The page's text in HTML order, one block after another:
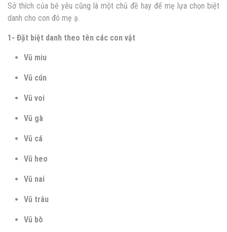
Sở thích của bé yêu cũng là một chủ đề hay để mẹ lựa chọn biệt
danh cho con đó mẹ ạ.
1- Đặt biệt danh theo tên các con vật
Vũ miu
Vũ cún
Vũ voi
Vũ gà
Vũ cá
Vũ heo
Vũ nai
Vũ trâu
Vũ bò